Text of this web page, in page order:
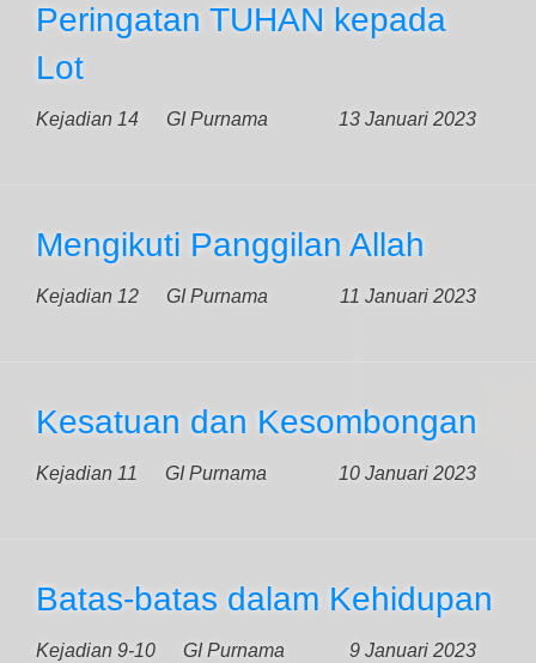
Peringatan TUHAN kepada
Lot
Kejadian 14 13 Januari 2023
GI Purnama
Mengikuti Panggilan Allah
Kejadian 12 11 Januari 2023
GI Purnama
Kesatuan dan Kesombongan
Kejadian 11 10 Januari 2023
GI Purnama
Batas-batas dalam Kehidupan
Kejadian 9-10 9 Januari 2023
GI Purnama